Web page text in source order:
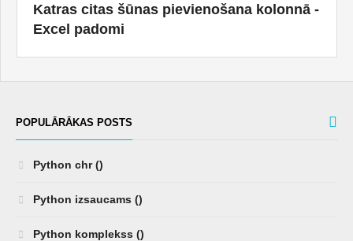
Katras citas šūnas pievienošana kolonnā -
Excel padomi
POPULĀRĀKAS POSTS
Python chr ()
Python izsaucams ()
Python komplekss ()